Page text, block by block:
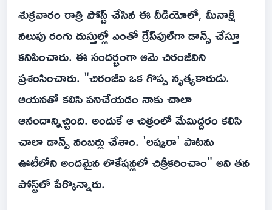
శుక్రవారం రాత్రి పోస్ట్ చేసిన ఈ వీడియోలో, మీనాక్షి
నలుపు రంగు దుస్తుల్లో ఎంతో గ్రేస్‌ఫుల్‌గా డాన్స్ చేస్తూ
కనిపించారు. ఈ సందర్భంగా ఆమె చిరంజీవిని
ప్రశంసించారు. "చిరంజీవి ఒక గొప్ప నృత్యకారుడు.
ఆయనతో కలిసి పనిచేయడం నాకు చాలా
ఆనందాన్నిచ్చింది. అందుకే ఆ చిత్రంలో మేమిద్దరం కలిసి
చాలా డాన్స్ నంబర్లు చేశాం. 'లష్కరా' పాటను
ఊటీలోని అందమైన లొకేషన్లలో చిత్రీకరించాం" అని తన
పోస్ట్‌లో పేర్కొన్నారు.